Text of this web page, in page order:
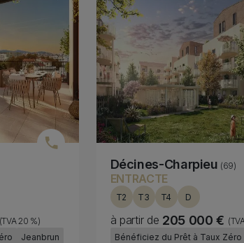
(TVA 20 %)
Jeanbrun
Décines-Charpieu (69)
ENTRACTE
T2 T3 T4 D
à partir de 205 000 €
Fiscality
Bénéficiez du Prêt à Taux Zéro